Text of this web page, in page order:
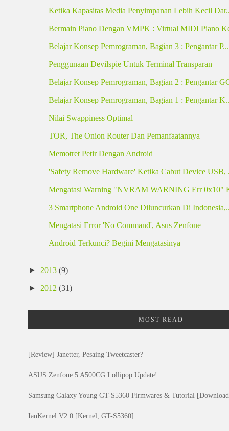
Ketika Kapasitas Media Penyimpanan Lebih Kecil
Bermain Piano Dengan VMPK : Virtual MIDI Piano
Belajar Konsep Pemrograman, Bagian 3 : Pengantar P...
Penggunaan Devilspie Untuk Terminal Transparan
Belajar Konsep Pemrograman, Bagian 2 : Pengantar
Belajar Konsep Pemrograman, Bagian 1 : Pengantar
Nilai Swappiness Optimal
TOR, The Onion Router Dan Pemanfaatannya
Memotret Petir Dengan Android
'Safety Remove Hardware' Ketika Cabut Device USB,
Mengatasi Warning "NVRAM WARNING Err 0x10"
3 Smartphone Android One Diluncurkan Di
Mengatasi Error 'No Command', Asus Zenfone
Android Terkunci? Begini Mengatasinya
► 2013 (9)
► 2012 (31)
MOST READ
[Review] Janetter, Pesaing Tweetcaster?
ASUS Zenfone 5 A500CG Lollipop Update!
Samsung Galaxy Young GT-S5360 Firmwares & Tutorial
IanKernel V2.0 [Kernel, GT-S5360]